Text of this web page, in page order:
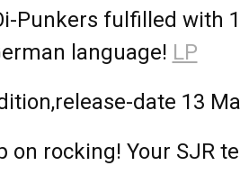
Punkers fulfilled with
language! LP
date 13
on rocking! Your SJR